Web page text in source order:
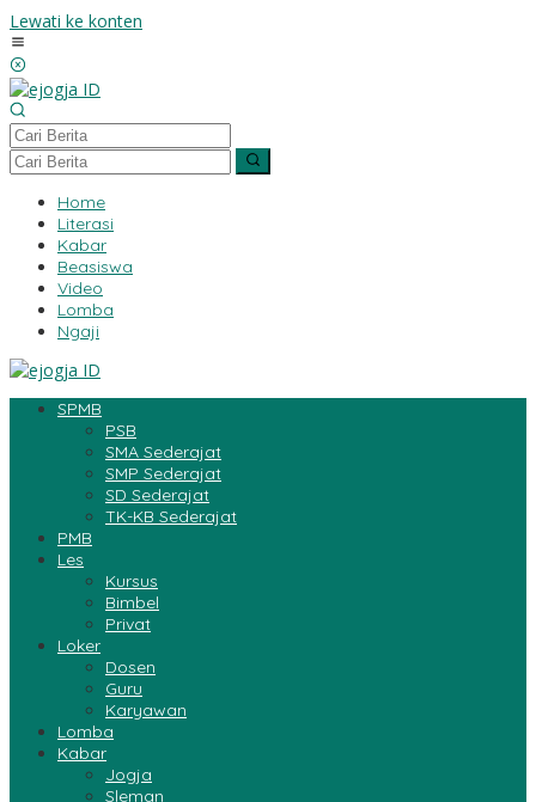
Lewati ke konten
Home
Literasi
Kabar
Beasiswa
Video
Lomba
Ngaji
SPMB
PSB
SMA Sederajat
SMP Sederajat
SD Sederajat
TK-KB Sederajat
PMB
Les
Kursus
Bimbel
Privat
Loker
Dosen
Guru
Karyawan
Lomba
Kabar
Jogja
Sleman